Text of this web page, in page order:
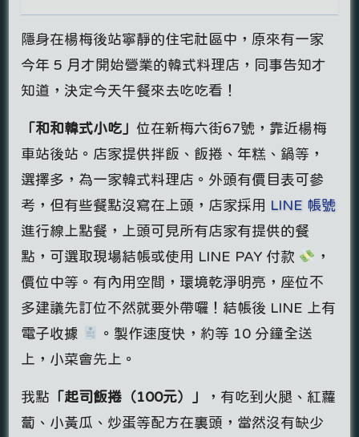
隱身在楊梅後站寧靜的住宅社區中，原來有一家
今年 5 月才開始營業的韓式料理店，同事告知才
知道，決定今天午餐來去吃吃看！
「和和韓式小吃」位在新梅六街67號，靠近楊梅
車站後站。店家提供拌飯、飯捲、年糕、鍋等，
選擇多，為一家韓式料理店。外頭有價目表可參
考，但有些餐點沒寫在上頭，店家採用 LINE 帳號
進行線上點餐，上頭可見所有店家有提供的餐
點，可選取現場結帳或使用 LINE PAY 付款
，
價位中等。有內用空間，環境乾淨明亮，座位不
多建議先訂位不然就要外帶囉！結帳後 LINE 上有
電子收據
。製作速度快，約等 10 分鐘全送
上，小菜會先上。
我點 「起司飯捲（100元） 」
，有吃到火腿、紅蘿
蔔、小黃瓜、炒蛋等配方在裏頭，當然沒有缺少